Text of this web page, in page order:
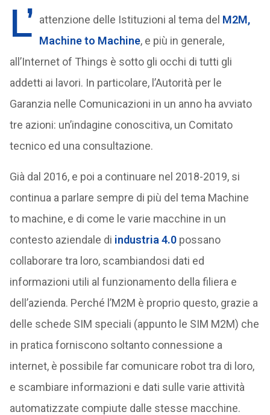
L’ attenzione delle Istituzioni al tema del M2M,
Machine to Machine, e più in generale,
all’Internet of Things è sotto gli occhi di tutti gli
addetti ai lavori. In particolare, l’Autorità per le
Garanzia nelle Comunicazioni in un anno ha avviato
tre azioni: un’indagine conoscitiva, un Comitato
tecnico ed una consultazione.
Già dal 2016, e poi a continuare nel 2018-2019, si
continua a parlare sempre di più del tema Machine
to machine, e di come le varie macchine in un
contesto aziendale di industria 4.0possano
collaborare tra loro, scambiandosi dati ed
informazioni utili al funzionamento della filiera e
dell’azienda. Perché l’M2M è proprio questo, grazie a
delle schede SIM speciali (appunto le SIM M2M) che
in pratica forniscono soltanto connessione a
internet, è possibile far comunicare robot tra di loro,
e scambiare informazioni e dati sulle varie attività
automatizzate compiute dalle stesse macchine.